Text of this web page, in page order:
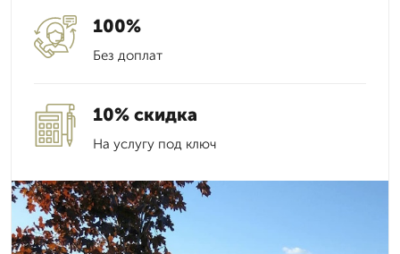
100%
Без доплат
10% скидка
На услугу под ключ